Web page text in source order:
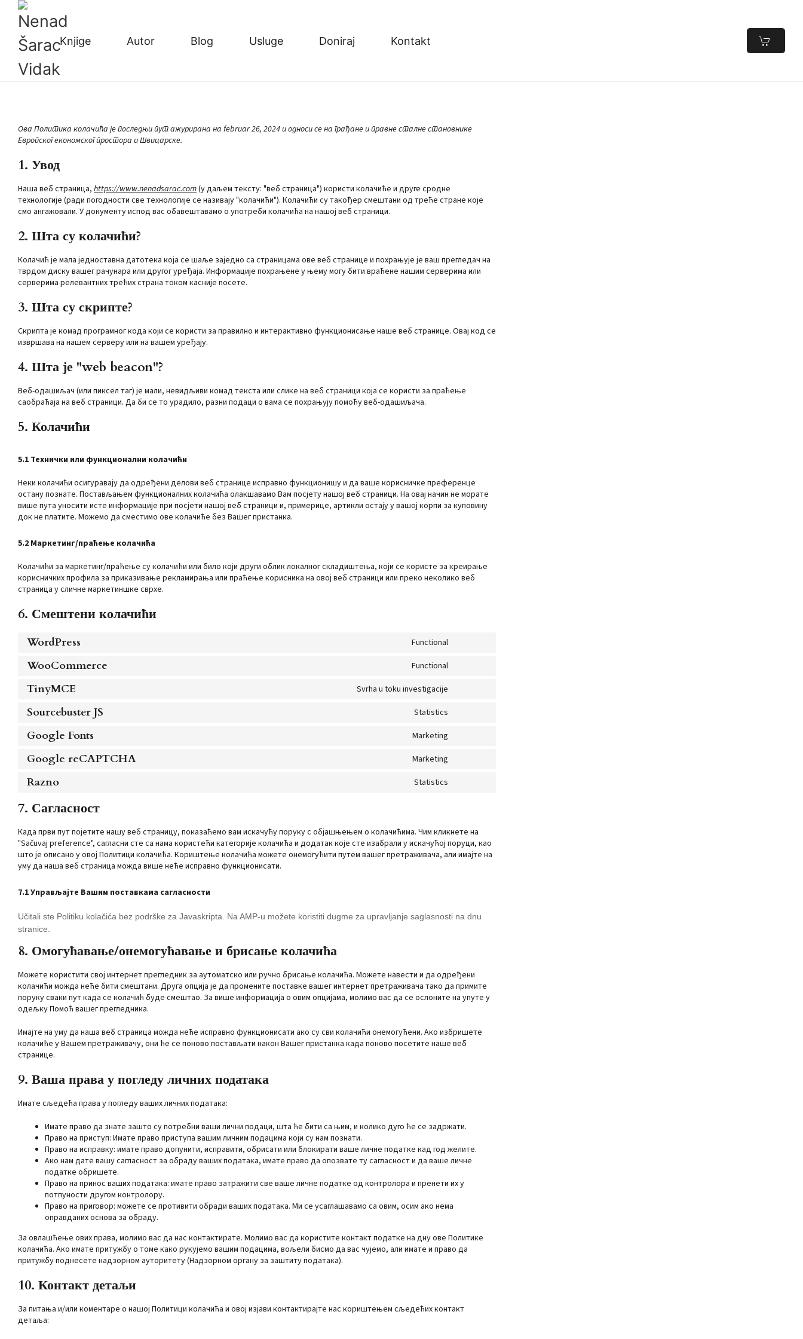
Knjige Autor Blog Usluge Doniraj Kontakt
Ова Политика колачића је последњи пут ажурирана на februar 26, 2024 и односи се на грађане и правне сталне становнике
Европског економског простора и Швицарске.
1. Увод
Наша веб страница, https://www.nenadsarac.com(у даљем тексту: "веб страница") користи колачиће и друге сродне
технологије (ради погодности све технологије се називају "колачићи"). Колачићи су такођер смештани од треће стране које
смо ангажовали. У документу испод вас обавештавамо о употреби колачића на нашој веб страници.
2. Шта су колачићи?
Колачић је мала једноставна датотека која се шаље заједно са страницама ове веб странице и похрањује је ваш прегледач на
тврдом диску вашег рачунара или другог уређаја. Информације похрањене у њему могу бити враћене нашим серверима или
серверима релевантних трећих страна током касније посете.
3. Шта су скрипте?
Скрипта је комад програмног кода који се користи за правилно и интерактивно функционисање наше веб странице. Овај код се
извршава на нашем серверу или на вашем уређају.
4. Шта је "web beacon"?
Веб-одашиљач (или пиксел таг) је мали, невидљиви комад текста или слике на веб страници која се користи за праћење
саобраћаја на веб страници. Да би се то урадило, разни подаци о вама се похрањују помоћу веб-одашиљача.
5. Колачићи
5.1 Технички или функционални колачићи
Неки колачићи осигуравају да одређени делови веб странице исправно функционишу и да ваше корисничке преференце
остану познате. Постављањем функционалних колачића олакшавамо Вам посјету нашој веб страници. На овај начин не морате
више пута уносити исте информације при посјети нашој веб страници и, примерице, артикли остају у вашој корпи за куповину
док не платите. Можемо да сместимо ове колачиће без Вашег пристанка.
5.2 Маркетинг/праћење колачића
Колачићи за маркетинг/праћење су колачићи или било који други облик локалног складиштења, који се користе за креирање
корисничких профила за приказивање рекламирања или праћење корисника на овој веб страници или преко неколико веб
страница у сличне маркетиншке сврхе.
6. Смештени колачићи
WordPress Functional
WooCommerce Functional
TinyMCE Svrha u toku investigacije
Sourcebuster JS Statistics
Google Fonts Marketing
Google reCAPTCHA Marketing
recaptcha
Razno Statistics
razno
7. Сагласност
Када први пут појетите нашу веб страницу, показаћемо вам искачућу поруку с објашњењем о колачићима. Чим кликнете на
"Sačuvaj preference", сагласни сте са нама користећи категорије колачића и додатак које сте изабрали у искачућој поруци, као
што је описано у овој Политици колачића. Кориштење колачића можете онемогућити путем вашег претраживача, али имајте на
уму да наша веб страница можда више неће исправно функционисати.
7.1 Управљајте Вашим поставкама сагласности
Učitali ste Politiku kolačića bez podrške za Javaskripta. Na AMP-u možete koristiti dugme za upravljanje saglasnosti na dnu
stranice.
8. Омогућавање/онемогућавање и брисање колачића
Можете користити свој интернет прегледник за аутоматско или ручно брисање колачића. Можете навести и да одређени
колачићи можда неће бити смештани. Друга опција је да промените поставке вашег интернет претраживача тако да примите
поруку сваки пут када се колачић буде смештао. За више информација о овим опцијама, молимо вас да се ослоните на упуте у
одељку Помоћ вашег прегледника.
Имајте на уму да наша веб страница можда неће исправно функционисати ако су сви колачићи онемогућени. Ако избришете
колачиће у Вашем претраживачу, они ће се поново постављати након Вашег пристанка када поново посетите наше веб
странице.
9. Ваша права у погледу личних података
Имате сљедећа права у погледу ваших личних података:
Имате право да знате зашто су потребни ваши лични подаци, шта ће бити са њим, и колико дуго ће се задржати.
Право на приступ: Имате право приступа вашим личним подацима који су нам познати.
Право на исправку: имате право допунити, исправити, обрисати или блокирати ваше личне податке кад год желите.
Ако нам дате вашу сагласност за обраду ваших података, имате право да опозвате ту сагласност и да ваше личне
податке обришете.
Право на принос ваших података: имате право затражити све ваше личне податке од контролора и пренети их у
потпуности другом контролору.
Право на приговор: можете се противити обради ваших података. Ми се усаглашавамо са овим, осим ако нема
оправданих основа за обраду.
За овлашћење ових права, молимо вас да нас контактирате. Молимо вас да користите контакт податке на дну ове Политике
колачића. Ако имате притужбу о томе како рукујемо вашим подацима, вољели бисмо да вас чујемо, али имате и право да
притужбу поднесете надзорном ауторитету (Надзорном органу за заштиту података).
10. Контакт детаљи
За питања и/или коментаре о нашој Политици колачића и овој изјави контактирајте нас кориштењем сљедећих контакт
детаља: